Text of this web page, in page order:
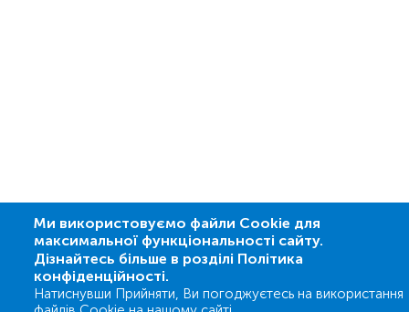
Ми використовуємо файли Cookie для
максимальної функціональності сайту.
Дізнайтесь більше в розділі Політика
конфіденційності.
Натиснувши Прийняти, Ви погоджуєтесь на використання